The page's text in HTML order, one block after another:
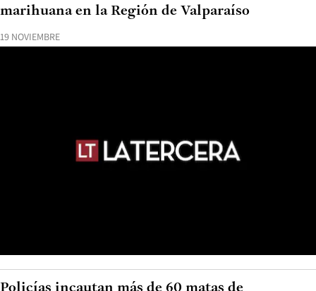
19 NOVIEMBRE
marihuana en la Región de Valparaíso
Policías incautan más de 60 matas de